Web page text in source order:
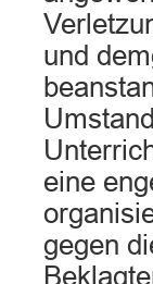
und
eine
gegen